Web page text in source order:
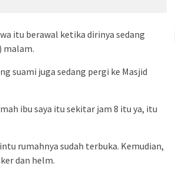
itu berawal ketika dirinya sedang
malam.
suami juga sedang pergi ke Masjid
ibu saya itu sekitar jam 8 itu ya, itu
rumahnya sudah terbuka. Kemudian,
dan helm.